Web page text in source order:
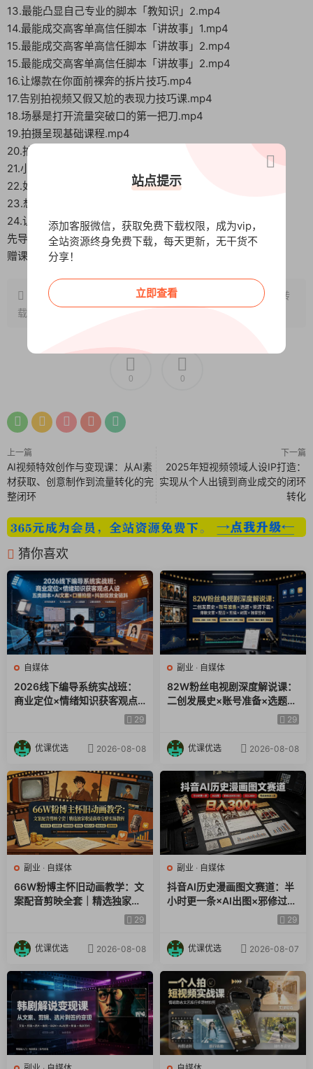
13.最能凸显自己专业的脚本「教知识」2.mp4
14.最能成交高客单高信任脚本「讲故事」1.mp4
15.最能成交高客单高信任脚本「讲故事」2.mp4
15.最能成交高客单高信任脚本「讲故事」2.mp4
16.让爆款在你面前裸奔的拆片技巧.mp4
17.告别拍视频又假又尬的表现力技巧课.mp4
18.场暴是打开流量突破口的第一把刀.mp4
19.拍摄呈现基础课程.mp4
20.拍摄呈现进阶课程.mp4
21.小白的短视频剪辑必经之路-咩咩.mp4
22.如何把产品卖爆的4P法则-咩咩.mp4
23.想要不踩坑必须要知道的平台规则-咩咩.mp4
24.让流量翻倍的DOU+投放策略-咩咩.mp4
先导课-2025.mp4
赠课-直撬间搭建与玩法.mp4
原文链接： http://www.wangxunke.cn/zmt/11715.html
，转
载请注明出处~~~
0 0
上一篇
AI视频特效创作与变现课：从AI素
材获取、创意制作到流量转化的完
整闭环
下一篇
2025年短视频领域人设IP打造：
实现从个人出镜到商业成交的闭环
转化
猜你喜欢
自媒体
2026线下编导系统实战班：
商业定位×情绪知识获客观点
人设五类脚本×AI文案×口播拍
29
优课优选 2026-08-08
副业 · 自媒体
82W粉丝电视剧深度解说课：
二创发展史×账号准备×选题×
资源下载×爆款文案×配音×剪29
优课优选 2026-08-08
副业 · 自媒体
66W粉博主怀旧动画教学：文
案配音剪映全套｜精选独家收
29
优课优选 2026-08-08
副业 · 自媒体
抖音AI历史漫画图文赛道：半
小时更一条×AI出图×邪修过伙
伴计划×日入300+，零成本快
29
优课优选 2026-08-07
站点提示
添加客服微信，获取免费下载权限，成为vip，
全站资源终身免费下载，每天更新，无干货不
分享！
立即查看